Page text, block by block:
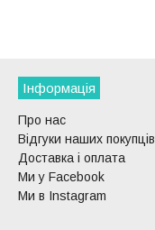
Інформація
Про нас
Відгуки наших покупців
Доставка і оплата
Ми у Facebook
Ми в Instagram